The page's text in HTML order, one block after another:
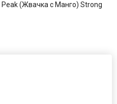
Peak (Жвачка с Манго) Strong